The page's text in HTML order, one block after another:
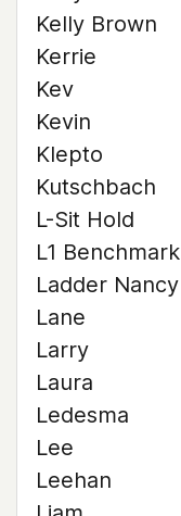
Kelly Brown
Kerrie
Kev
Kevin
Klepto
Kutschbach
L-Sit Hold
L1 Benchmark
Ladder Nancy
Lane
Larry
Laura
Ledesma
Lee
Leehan